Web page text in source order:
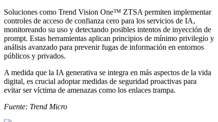
Soluciones como Trend Vision One™ ZTSA permiten implementar
controles de acceso de confianza cero para los servicios de IA,
monitoreando su uso y detectando posibles intentos de inyección de
prompt. Estas herramientas aplican principios de mínimo privilegio y
análisis avanzado para prevenir fugas de información en entornos
públicos y privados.
A medida que la IA generativa se integra en más aspectos de la vida
digital, es crucial adoptar medidas de seguridad proactivas para
evitar ser víctima de amenazas como los enlaces trampa.
Fuente: Trend Micro